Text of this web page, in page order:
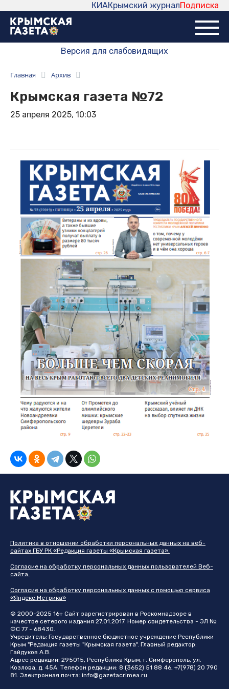
Подписка
Крымский журнал
КИА
Версия для слабовидящих
Главная Архив
Крымская газета №72
25 апреля 2025, 10:03
Политика в отношении обработки персональных данных на веб-
сайтах ГБУ РК «Редакция газеты «Крымская газета».
Согласие на обработку персональных данных пользователей Веб-
сайта.
Согласие на обработку персональных данных с помощью сервиса
«Яндекс.Метрика»
© 2000-2025 16+ Сайт зарегистрирован в Роскомнадзоре в
качестве сетевого издания 27.01.2017. Номер свидетельства - ЭЛ №
ФС 77 - 68430.
Учредитель: Государственное бюджетное учреждение Республики
Крым "Редакция газеты "Крымская газета". Главный редактор:
Гайдуков А.В.
Адрес редакции: 295015, Республика Крым, г. Симферополь, ул.
Козлова, д. 45А. Телефон редакции: 8 (3652) 51 88 46, +7(978) 20 790
81. Электронная почта: info@gazetacrimea.ru